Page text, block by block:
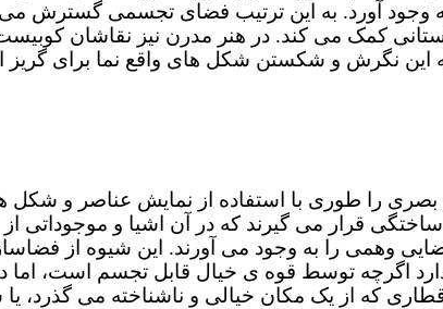
آورد. به این ترتیب فضای تجسمی گسترش می
کمک می کند. در هنر مدرن نیز نقاشان کوبیست
به این نگرش و شکستن شکل های واقع نما برای گریز
را طوری با استفاده از نمایش عناصر و شکل
قرار می گیرند که در آن اشیا و موجوداتی
وهمی را به وجود می آورند. این شیوه از
اگرچه توسط قوه ی خیال قابل تجسم است، اما در
که از یک مکان خیالی و ناشناخته می گذرد،